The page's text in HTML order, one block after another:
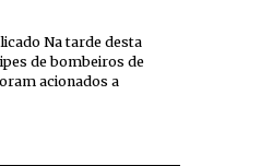
Na tarde desta
de bombeiros de
acionados a